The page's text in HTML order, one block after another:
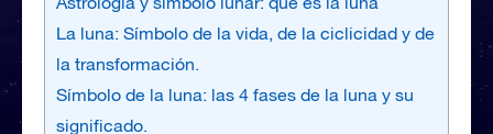
La luna: Símbolo de la vida, de la ciclicidad y de
la transformación.
Símbolo de la luna: las 4 fases de la luna y su
significado.